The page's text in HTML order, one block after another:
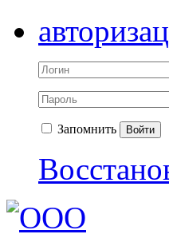
Запомнить Войти